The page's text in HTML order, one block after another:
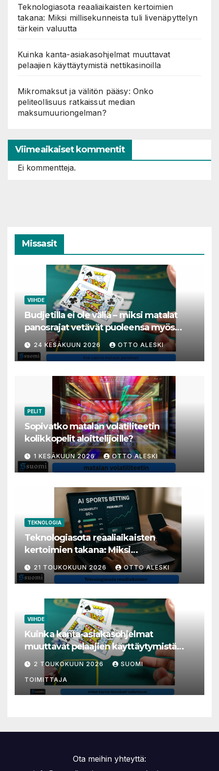
Teknologiasota reaaliaikaisten kertoimien
takana: Miksi millisekunneista tuli livenäpyttelyn
tärkein valuutta
Kuinka kanta-asiakasohjelmat muuttavat
pelaajien käyttäytymistä nettikasinoilla
Mikromaksut ja välitön pääsy: Onko
peliteollisuus ratkaissut median
maksumuuriongelman?
Viimeaikaiset kommentit
Ei kommentteja.
Missasit
VIIHDE
Budjetilla ei ole väliä – miksi matalat
panosrajat vetävät puoleensa myös
varakkaita harrastajia
24 KESÄKUUN 2026 OTTO ALESKI
PELIT
Sopivatko matalan volatiliteetin
kolikkopelit aloittelijoille?
1 KESÄKUUN 2026 OTTO ALESKI
TEKNOLOGIA
Teknologiasota reaaliaikaisten
kertoimien takana: Miksi
millisekunneista tuli livenäpyttelyn
tärkein valuutta
21 TOUKOKUUN 2026 OTTO ALESKI
VIIHDE
Kuinka kanta-asiakasohjelmat
muuttavat pelaajien käyttäytymistä
nettikasinoilla
2 TOUKOKUUN 2026 SUOMI
TOIMITTAJA
Ota meihin yhteyttä: